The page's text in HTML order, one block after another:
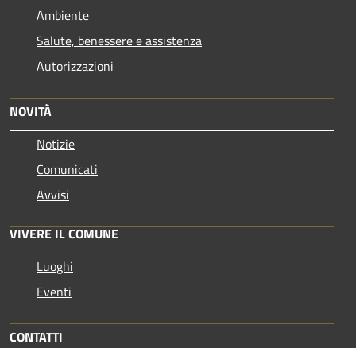
Ambiente
Salute, benessere e assistenza
Autorizzazioni
NOVITÀ
Notizie
Comunicati
Avvisi
VIVERE IL COMUNE
Luoghi
Eventi
CONTATTI